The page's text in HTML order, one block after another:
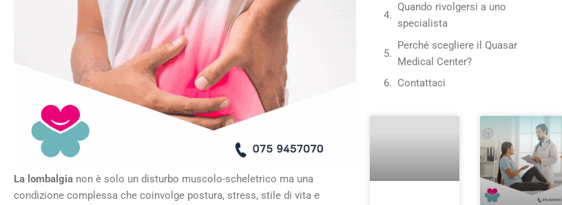
La lombalgia non è solo un disturbo muscolo-scheletrico ma una
condizione complessa che coinvolge postura, stress, stile di vita e
Quando rivolgersi a uno
specialista
Perché scegliere il Quasar
Medical Center?
Contattaci